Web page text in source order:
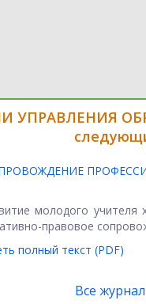
УПРАВЛЕНИЯ
молодого
правовое
полный текст (PDF)
Все